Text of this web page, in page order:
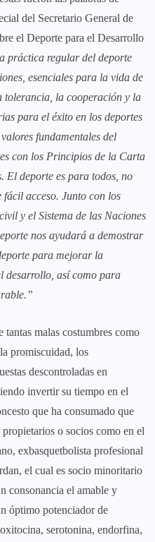
del Secretario General de
el Deporte para el Desarrollo
práctica regular del deporte
esenciales para la vida de
tolerancia, la cooperación y la
para el éxito en los deportes
fundamentales del
con los Principios de la Carta
El deporte es para todos, no
fácil acceso. Junto con los
y el Sistema de las Naciones
nos ayudará a demostrar
para mejorar la
desarrollo, así como para
malas costumbres como
promiscuidad, los
descontroladas en
invertir su tiempo en el
que ha consumado que
o socios como en el
exbasquetbolista profesional
el cual es socio minoritario
consonancia el amable y
óptimo potenciador de
serotonina, endorfina,